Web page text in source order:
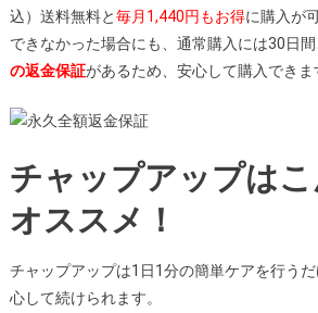
込）送料無料と毎月1,440円もお得に購入が
できなかった場合にも、通常購入には30日
の返金保証があるため、安心して購入できま
チャップアップは
オススメ！
チャップアップは1日1分の簡単ケアを行う
心して続けられます。